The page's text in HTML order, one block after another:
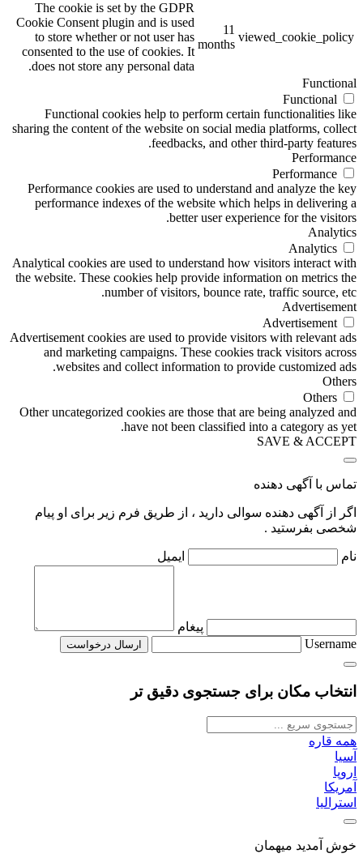
viewed_cookie_policy
11
months
The cookie is set by the GDPR
Cookie Consent plugin and is used
to store whether or not user has
consented to the use of cookies. It
does not store any personal data.
Functional
Functional
Functional cookies help to perform certain functionalities like
sharing the content of the website on social media platforms, collect
feedbacks, and other third-party features.
Performance
Performance
Performance cookies are used to understand and analyze the key
performance indexes of the website which helps in delivering a
better user experience for the visitors.
Analytics
Analytics
Analytical cookies are used to understand how visitors interact with
the website. These cookies help provide information on metrics the
number of visitors, bounce rate, traffic source, etc.
Advertisement
Advertisement
Advertisement cookies are used to provide visitors with relevant ads
and marketing campaigns. These cookies track visitors across
websites and collect information to provide customized ads.
Others
Others
Other uncategorized cookies are those that are being analyzed and
have not been classified into a category as yet.
SAVE & ACCEPT
تماس با آگهی دهنده
اگر از آگهی دهنده سوالی دارید ، از طریق فرم زیر برای او پیام
شخصی بفرستید .
نام ایمیل
پیغام
Username
انتخاب مکان برای جستجوی دقیق تر
همه قاره
آسیا
اروپا
آمریکا
استرالیا
خوش آمدید میهمان